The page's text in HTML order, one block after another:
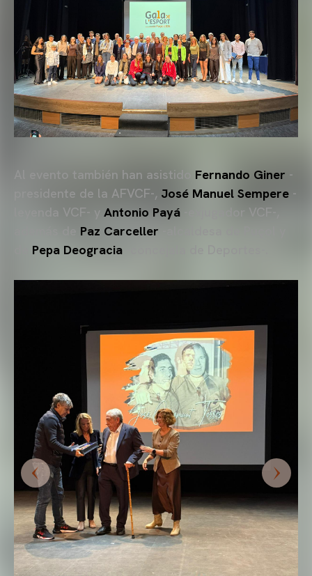
Al evento también han asistido Fernando Giner -
presidente de la AFVCF-, José Manuel Sempere -
leyenda VCF- y Antonio Payá -exjugador VCF-,
Paz Carceller
Pepa Deogracia